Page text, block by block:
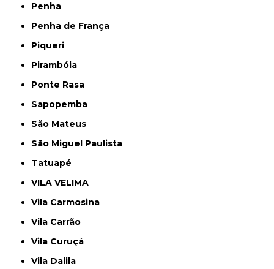
Penha
Penha de França
Piqueri
Pirambóia
Ponte Rasa
Sapopemba
São Mateus
São Miguel Paulista
Tatuapé
VILA VELIMA
Vila Carmosina
Vila Carrão
Vila Curuçá
Vila Dalila